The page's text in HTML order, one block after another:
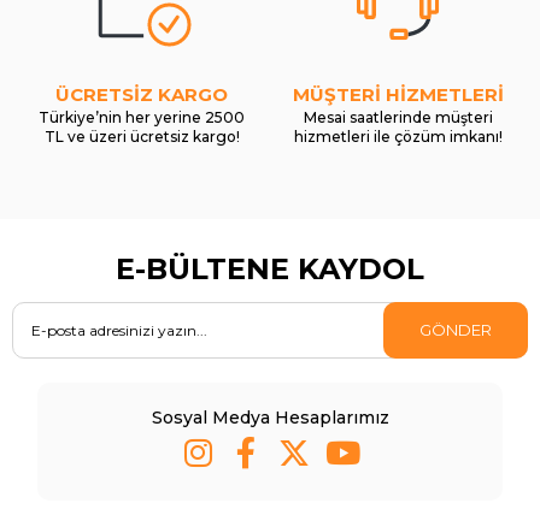
ÜCRETSİZ KARGO
Türkiye’nin her yerine 2500
TL ve üzeri ücretsiz kargo!
MÜŞTERİ HİZMETLERİ
Mesai saatlerinde müşteri
hizmetleri ile çözüm imkanı!
E-BÜLTENE KAYDOL
GÖNDER
Sosyal Medya Hesaplarımız